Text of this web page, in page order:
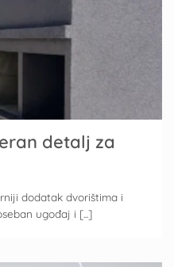
detalj za
dodatak dvorištima i
ugođaj i [...]